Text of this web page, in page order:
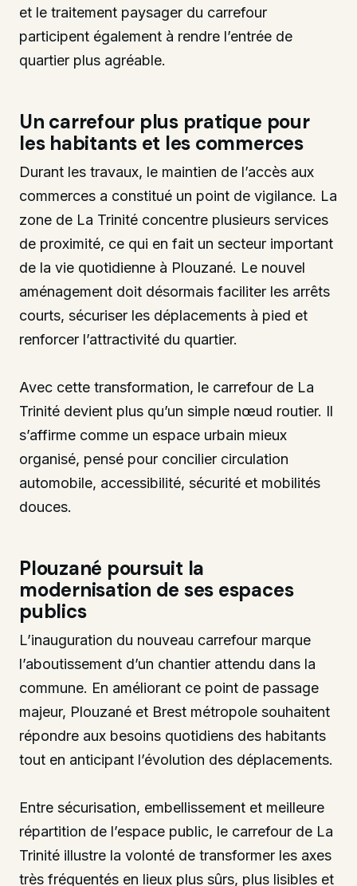
et le traitement paysager du carrefour
participent également à rendre l’entrée de
quartier plus agréable.
Un carrefour plus pratique pour
les habitants et les commerces
Durant les travaux, le maintien de l’accès aux
commerces a constitué un point de vigilance. La
zone de La Trinité concentre plusieurs services
de proximité, ce qui en fait un secteur important
de la vie quotidienne à Plouzané. Le nouvel
aménagement doit désormais faciliter les arrêts
courts, sécuriser les déplacements à pied et
renforcer l’attractivité du quartier.
Avec cette transformation, le carrefour de La
Trinité devient plus qu’un simple nœud routier. Il
s’affirme comme un espace urbain mieux
organisé, pensé pour concilier circulation
automobile, accessibilité, sécurité et mobilités
douces.
Plouzané poursuit la
modernisation de ses espaces
publics
L’inauguration du nouveau carrefour marque
l’aboutissement d’un chantier attendu dans la
commune. En améliorant ce point de passage
majeur, Plouzané et Brest métropole souhaitent
répondre aux besoins quotidiens des habitants
tout en anticipant l’évolution des déplacements.
Entre sécurisation, embellissement et meilleure
répartition de l’espace public, le carrefour de La
Trinité illustre la volonté de transformer les axes
très fréquentés en lieux plus sûrs, plus lisibles et